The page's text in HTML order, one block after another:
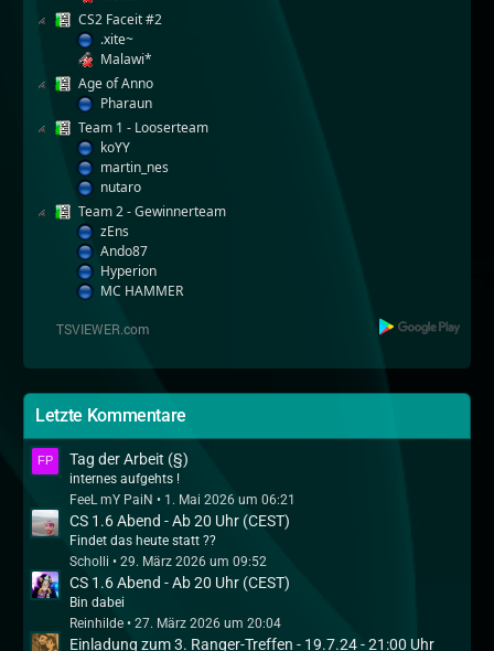
CS2 Faceit #2
.xite~
Malawi*
Age of Anno
Pharaun
Team 1 - Looserteam
koYY
martin_nes
nutaro
Team 2 - Gewinnerteam
zEns
Ando87
Hyperion
MC HAMMER
Letzte Kommentare
Tag der Arbeit (§)
internes aufgehts !
FeeL mY PaiN
1. Mai 2026 um 06:21
CS 1.6 Abend - Ab 20 Uhr (CEST)
Findet das heute statt ??
Scholli
29. März 2026 um 09:52
CS 1.6 Abend - Ab 20 Uhr (CEST)
Bin dabei
Reinhilde
27. März 2026 um 20:04
Einladung zum 3. Ranger-Treffen - 19.7.24 - 21:00 Uhr